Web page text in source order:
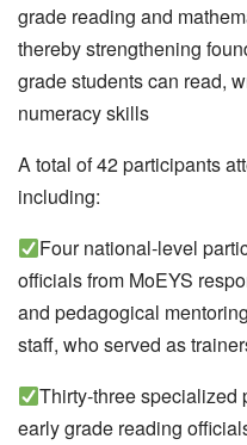
grade reading and
thereby strengthening
grade students can read,
numeracy skills
A total of 42 participants
including:
Four national‑level
officials from MoEYS
and pedagogical
staff, who served as
Thirty‑three
early grade reading